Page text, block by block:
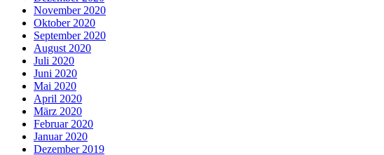
November 2020
Oktober 2020
September 2020
August 2020
Juli 2020
Juni 2020
Mai 2020
April 2020
März 2020
Februar 2020
Januar 2020
Dezember 2019